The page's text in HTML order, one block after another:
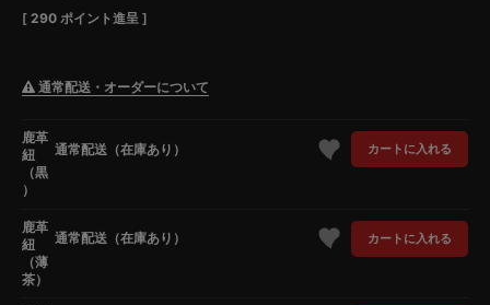
[ 290 ポイント進呈 ]
通常配送・オーダーについて
鹿革
紐
（黒
）
通常配送（在庫あり） カートに入れる
鹿革
紐
（薄
茶）
通常配送（在庫あり） カートに入れる